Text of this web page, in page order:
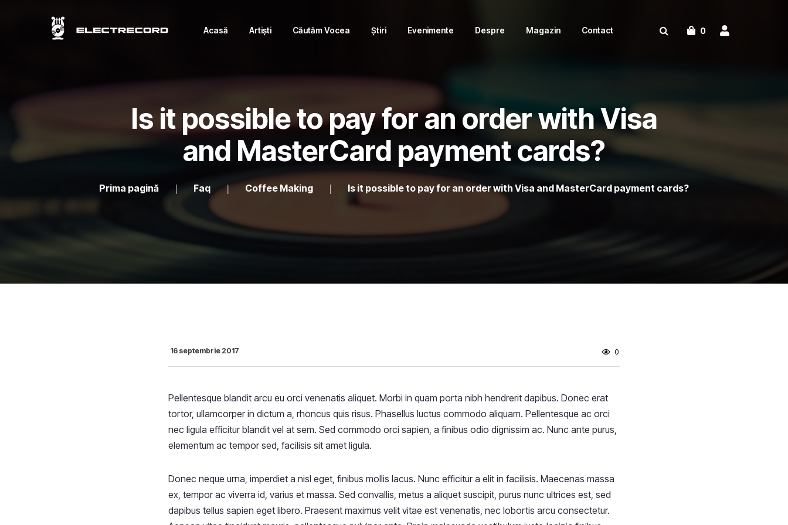
Acasă Artiști Căutăm Vocea Știri Evenimente Despre Magazin Contact 0
Is it possible to pay for an order with Visa
and MasterCard payment cards?
Prima pagină Faq Coffee Making Is it possible to pay for an order with Visa and MasterCard payment cards?
16 septembrie 2017 0
Pellentesque blandit arcu eu orci venenatis aliquet. Morbi in quam porta nibh hendrerit dapibus. Donec erat
tortor, ullamcorper in dictum a, rhoncus quis risus. Phasellus luctus commodo aliquam. Pellentesque ac orci
nec ligula efficitur blandit vel at sem. Sed commodo orci sapien, a finibus odio dignissim ac. Nunc ante purus,
elementum ac tempor sed, facilisis sit amet ligula.
Donec neque urna, imperdiet a nisl eget, finibus mollis lacus. Nunc efficitur a elit in facilisis. Maecenas massa
ex, tempor ac viverra id, varius et massa. Sed convallis, metus a aliquet suscipit, purus nunc ultrices est, sed
dapibus tellus sapien eget libero. Praesent maximus velit vitae est venenatis, nec lobortis arcu consectetur.